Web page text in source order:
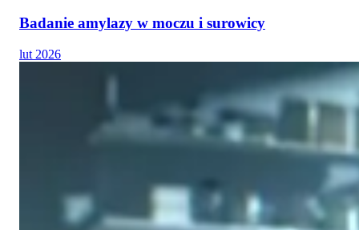
Badanie amylazy w moczu i surowicy
lut 2026